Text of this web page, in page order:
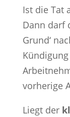
Ist die Tat
Dann darf
Grund‘
vorherige
Liegt der